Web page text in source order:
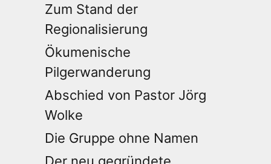
Zum Stand der
Regionalisierung
Ökumenische
Pilgerwanderung
Abschied von Pastor Jörg
Wolke
Die Gruppe ohne Namen
Der neu gegründete